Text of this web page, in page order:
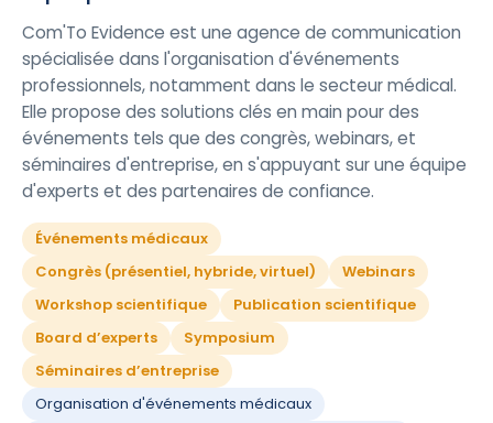
Com'To Evidence est une agence de communication
spécialisée dans l'organisation d'événements
professionnels, notamment dans le secteur médical.
Elle propose des solutions clés en main pour des
événements tels que des congrès, webinars, et
séminaires d'entreprise, en s'appuyant sur une équipe
d'experts et des partenaires de confiance.
Événements médicaux
Congrès (présentiel, hybride, virtuel)
Webinars
Workshop scientifique
Publication scientifique
Board d’experts
Symposium
Séminaires d’entreprise
Organisation d'événements médicaux